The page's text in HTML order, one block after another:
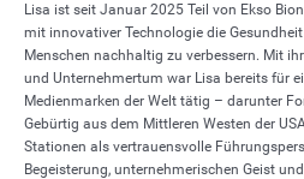
Lisa ist seit Januar 2025 Teil von Ekso
mit innovativer Technologie die
Menschen nachhaltig zu verbessern. Mit
und Unternehmertum war Lisa bereits für
Medienmarken der Welt tätig – darunter
Gebürtig aus dem Mittleren Westen der
Stationen als vertrauensvolle
Begeisterung, unternehmerischen Geist